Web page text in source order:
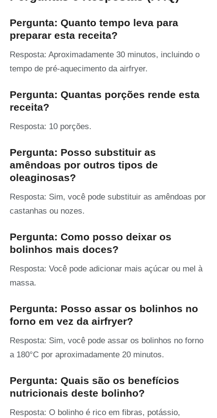
Pergunta: Quanto tempo leva para
preparar esta receita?
Resposta: Aproximadamente 30 minutos, incluindo o
tempo de pré-aquecimento da airfryer.
Pergunta: Quantas porções rende esta
receita?
Resposta: 10 porções.
Pergunta: Posso substituir as
amêndoas por outros tipos de
oleaginosas?
Resposta: Sim, você pode substituir as amêndoas por
castanhas ou nozes.
Pergunta: Como posso deixar os
bolinhos mais doces?
Resposta: Você pode adicionar mais açúcar ou mel à
massa.
Pergunta: Posso assar os bolinhos no
forno em vez da airfryer?
Resposta: Sim, você pode assar os bolinhos no forno
a 180°C por aproximadamente 20 minutos.
Pergunta: Quais são os benefícios
nutricionais deste bolinho?
Resposta: O bolinho é rico em fibras, potássio,